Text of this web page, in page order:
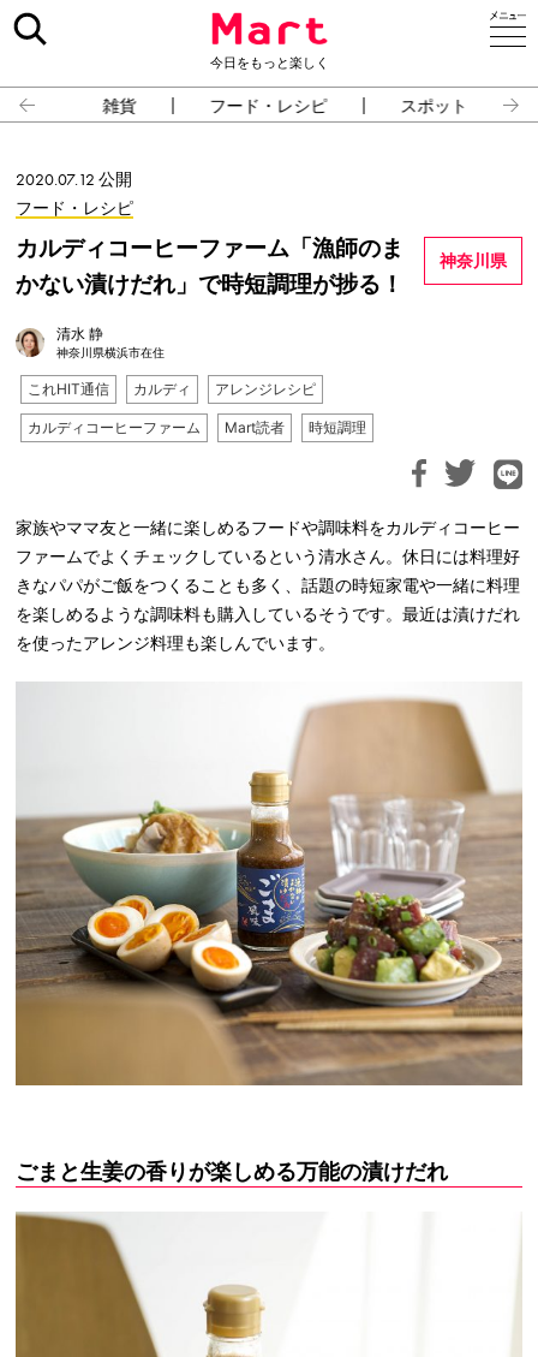
今日をもっと楽しく
雑貨 フード・レシピ スポット
2020.07.12 公開
フード・レシピ
カルディコーヒーファーム「漁師のま
かない漬けだれ」で時短調理が捗る！
神奈川県
清水 静
神奈川県横浜市在住
これHIT通信 カルディ アレンジレシピ
カルディコーヒーファーム Mart読者 時短調理
家族やママ友と一緒に楽しめるフードや調味料をカルディコーヒー
ファームでよくチェックしているという清水さん。休日には料理好
きなパパがご飯をつくることも多く、話題の時短家電や一緒に料理
を楽しめるような調味料も購入しているそうです。最近は漬けだれ
を使ったアレンジ料理も楽しんでいます。
ごまと生姜の香りが楽しめる万能の漬けだれ